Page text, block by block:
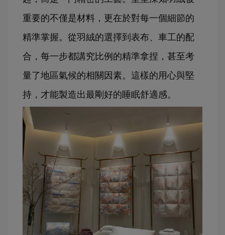
重要的不僅是材料，更在於對每一個細節的
精準掌握。從羽絨的選擇到表布、車工的配
合，每一步都講究比例的精準拿捏，甚至考
量了地區氣候的相關因素。這樣的用心與堅
持，才能製造出最剛好的睡眠舒適感。